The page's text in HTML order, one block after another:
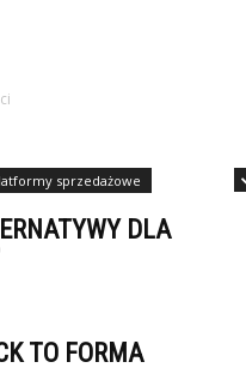
sprzedażowe
DLA
TO FORMA